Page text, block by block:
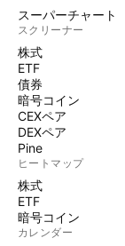
スーパーチャート
スクリーナー
株式
ETF
債券
暗号コイン
CEXペア
DEXペア
Pine
ヒートマップ
株式
ETF
暗号コイン
カレンダー